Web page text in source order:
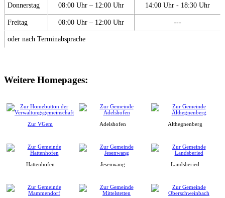
Donnerstag 08:00 Uhr – 12:00 Uhr 14:00 Uhr - 18:30 Uhr
Freitag 08:00 Uhr – 12:00 Uhr ---
oder nach Terminabsprache
Weitere Homepages:
Zur VGem Adelshofen Althegnenberg
Hattenhofen Jesenwang Landsberied